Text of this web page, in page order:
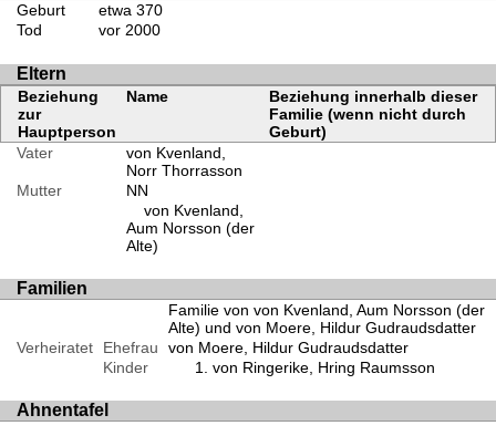
Geburt
etwa 370
Tod
vor 2000
Eltern
Beziehung
zur
Hauptperson
Name
Beziehung innerhalb dieser
Familie (wenn nicht durch
Geburt)
Vater
von Kvenland,
Norr Thorrasson
Mutter
NN
von Kvenland,
Aum Norsson (der
Alte)
Familien
Familie von von Kvenland, Aum Norsson (der
Alte) und von Moere, Hildur Gudraudsdatter
Verheiratet
Ehefrau
von Moere, Hildur Gudraudsdatter
Kinder
von Ringerike, Hring Raumsson
Ahnentafel